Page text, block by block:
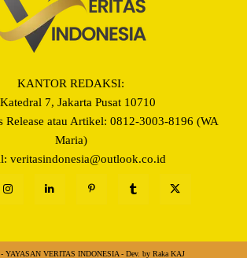
KANTOR REDAKSI:
7, Jakarta Pusat 10710
Release atau Artikel: 0812-3003-8196 (WA
Maria)
veritasindonesia@outlook.co.id
YAYASAN VERITAS INDONESIA - Dev. by Raka KAJ